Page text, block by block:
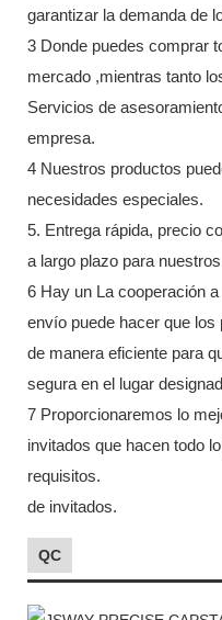
garantizar la demanda de
3 Donde puedes comprar
mercado ,mientras tanto
Servicios de
empresa.
4 Nuestros productos
necesidades especiales.
5. Entrega rápida, precio
a largo plazo para
6 Hay un La cooperación
envío puede hacer que
de manera eficiente para
segura en el lugar
7 Proporcionaremos lo
invitados que hacen todo
requisitos.
de invitados.
QC